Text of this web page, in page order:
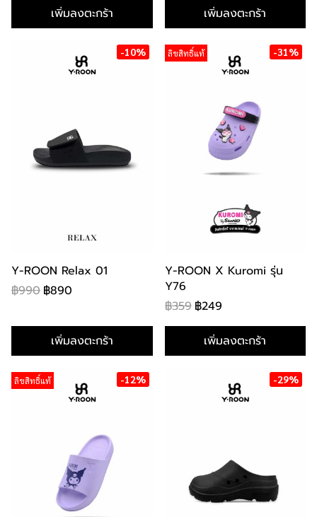
เพิ่มลงตะกร้า เพิ่มลงตะกร้า
-10%
Y-ROON Relax 01
฿990 ฿890
เพิ่มลงตะกร้า
ลิขสิทธิ์แท้ -31%
Y-ROON X Kuromi รุ่น
Y76
฿359 ฿249
เพิ่มลงตะกร้า
ลิขสิทธิ์แท้ -12% -29%